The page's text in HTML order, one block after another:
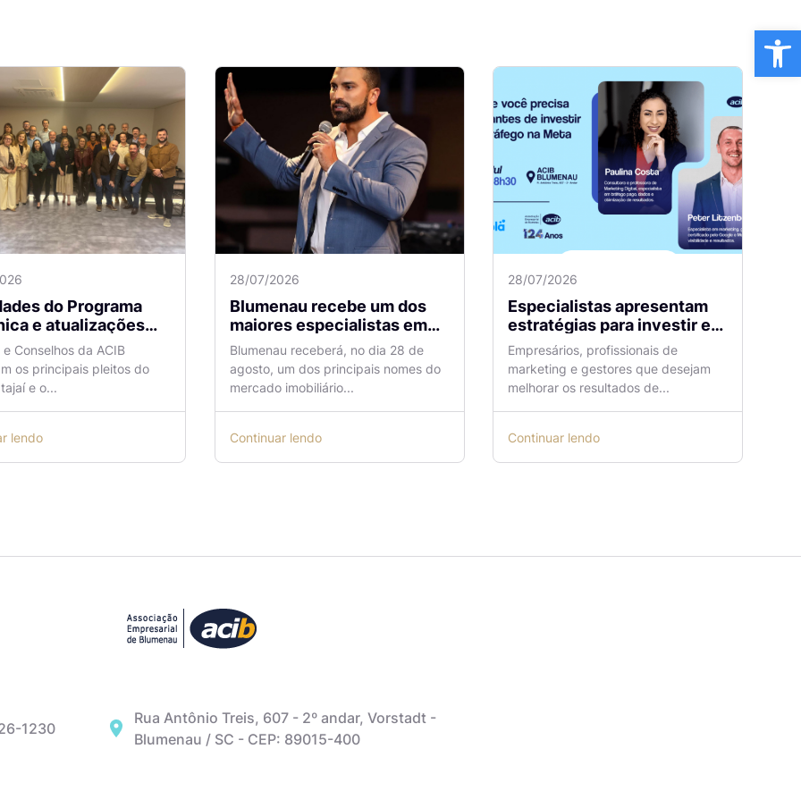
do Programa
e atualizações
Aeroporto de
são temas de
na ACIB
Conselhos da ACIB
os principais pleitos do
e o...
lendo
28/07/2026
Blumenau recebe um dos
maiores especialistas em
vendas do mercado
imobiliário
Blumenau receberá, no dia 28 de
agosto, um dos principais nomes do
mercado imobiliário...
Continuar lendo
28/07/2026
Especialistas apresentam
estratégias para investir em
tráfego pago com mais
eficiência
Empresários, profissionais de
marketing e gestores que desejam
melhorar os resultados de...
Continuar lendo
1230
Rua Antônio Treis, 607 - 2º andar, Vorstadt -
Blumenau / SC - CEP: 89015-400